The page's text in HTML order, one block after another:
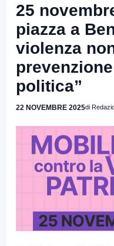
25
piazza a
violenza
politica”
22 NOVEMBRE 2025di